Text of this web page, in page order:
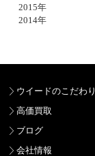
2015年
2014年
ウイードのこだわり
高価買取
ブログ
会社情報